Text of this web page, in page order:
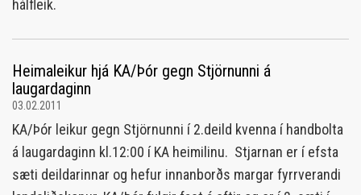
hálfleik.
Heimaleikur hjá KA/Þór gegn Stjörnunni á
laugardaginn
03.02.2011
KA/Þór leikur gegn Stjörnunni í 2.deild kvenna í handbolta
á laugardaginn kl.12:00 í KA heimilinu. Stjarnan er í efsta
sæti deildarinnar og hefur innanborðs margar fyrrverandi